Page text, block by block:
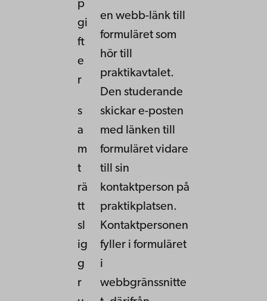
p
gi
ft
e
r
s
a
m
t
rä
tt
sl
ig
g
r
en webb-länk till
formuläret som
hör till
praktikavtalet.
Den studerande
skickar e-posten
med länken till
formuläret vidare
till sin
kontaktperson på
praktikplatsen.
Kontaktpersonen
fyller i formuläret
i
webbgränssnitte